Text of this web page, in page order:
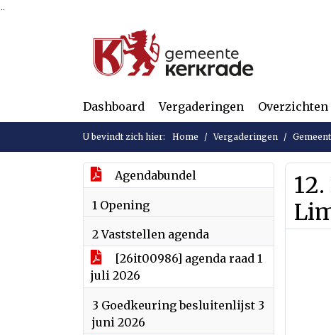
Dashboard Vergaderingen Overzichten
U bevindt zich hier: Home Vergaderingen
Agendabundel
1 Opening
2 Vaststellen agenda
[26it00986] agenda raad 1
juli 2026
3 Goedkeuring besluitenlijst 3
juni 2026